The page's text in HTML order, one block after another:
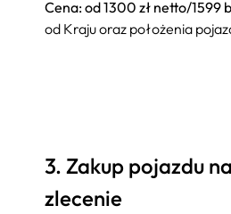
Cena: od 1300 zł netto/1599
od Kraju oraz położenia
3. Zakup pojazdu
zlecenie